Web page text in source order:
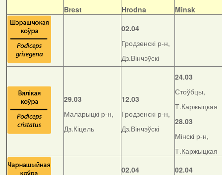
Brest
Hrodna
Minsk
02.04
Гродзенскі р-н,
Дз.Вінчэўскі
29.03
Маларыцкі р-н,
Дз.Кіцель
12.03
Гродзенскі р-н,
Дз.Вінчэўскі
24.03
Стоўбцы,
Т.Каржыцкая
28.03
Мінскі р-н,
Т.Каржыцкая
02.04
02.04